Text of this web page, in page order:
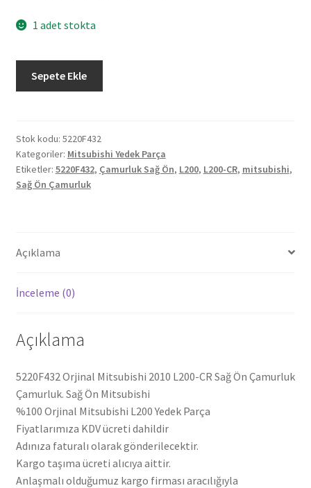
1 adet stokta
Mitsubishi
CR
Sağ
Ön
Çamurluk
Sepete Ekle
Stok kodu: 5220F432
Kategoriler: Mitsubishi Yedek Parça
Etiketler: 5220F432, Çamurluk Sağ Ön, L200, L200-CR, mitsubishi,
Sağ Ön Çamurluk
Açıklama
İnceleme (0)
Açıklama
5220F432 Orjinal Mitsubishi 2010 L200-CR Sağ Ön Çamurluk
Çamurluk. Sağ Ön Mitsubishi
%100 Orjinal Mitsubishi L200 Yedek Parça
Fiyatlarımıza KDV ücreti dahildir
Adınıza faturalı olarak gönderilecektir.
Kargo taşıma ücreti alıcıya aittir.
Anlaşmalı olduğumuz kargo firması aracılığıyla